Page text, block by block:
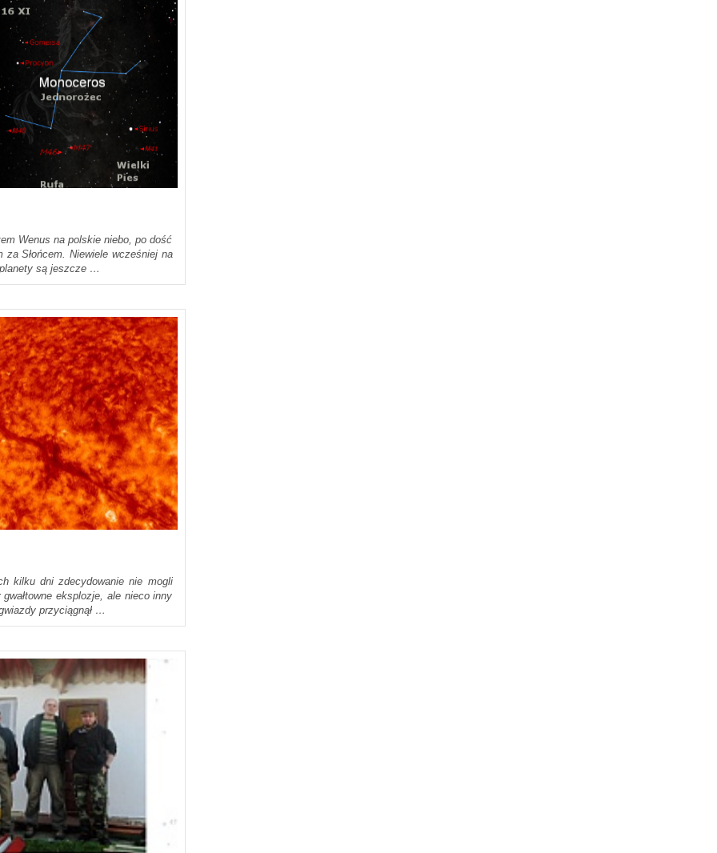
Wenus na polskie niebo, po dość
za Słońcem. Niewiele wcześniej na
są jeszcze …
kilku dni zdecydowanie nie mogli
eksplozje, ale nieco inny
przyciągnął …